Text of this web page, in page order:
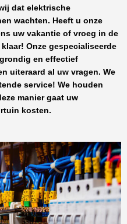
dat elektrische
wachten. Heeft u onze
uw vakantie of vroeg in de
Onze gespecialiseerde
en effectief
uiteraard al uw vragen. We
service! We houden
manier gaat uw
kosten.